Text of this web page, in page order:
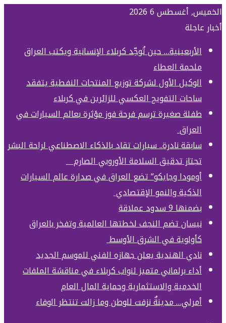
الخميس, أغسطس 6 2026
أخبار عاجلة
الأربعينية… حين تُوحِّد كربلاء الإنسانية ويكتب العراق
ملحمة العطاء
الوكيل الأول لشركة توزيع المنتجات النفطية يتفقد
ساحات التفويج العكسي للزائرين في كربلاء
طفلة صغيرة ترسم فرحة فوز مؤثرة بعالم السيارات في
العراق
سابقة نادرة.. سيارات تقاد بالذكاء الاصطناعي لراحة البشر
تجتاز تدقيق السلامة الأوروبي الصارم
أومودا وجايكو” تضع العراق في صدارة عالم السيارات
الذكية والنمو الإقتصادي
بضمنها 9 سدود عملاقة
نيسان تضم النجف لخطتها العالمية وتفخر بالعراق
كأولوية في الشرق الأوسط
نادي الهندية يعلن جهازه الفني للموسم الجديد
أداء برلماني متميز لنواب كربلاء في مناقشة الملفات
الخدمية والاستثمارية وحماية المال العام
أمرلي… مدينةٌ نزفت للوطن وما زالت تنتظر الوفاء